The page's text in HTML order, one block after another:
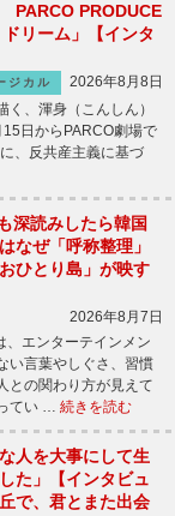
PARCO PRODUCE
リーム」【インタ
ジカル
2026年8月8日
、渾身（こんしん）
日からPARCO劇場で
、反共産主義に基づ
深読みしたら韓国
なぜ「呼称整理」
ひとり島」が映す
2026年8月7日
エンターテインメン
い言葉やしぐさ、習慣
との関わり方が見えて
てい … 続きを読む
人を大事にして生
た」【インタビュ
で、君とまた出会